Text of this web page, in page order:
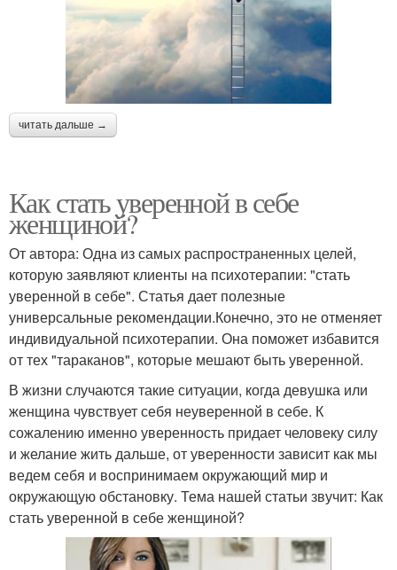
читать дальше →
Как стать уверенной в себе
женщиной?
От автора: Одна из самых распространенных целей,
которую заявляют клиенты на психотерапии: "стать
уверенной в себе". Статья дает полезные
универсальные рекомендации.Конечно, это не отменяет
индивидуальной психотерапии. Она поможет избавится
от тех "тараканов", которые мешают быть уверенной.
В жизни случаются такие ситуации, когда девушка или
женщина чувствует себя неуверенной в себе. К
сожалению именно уверенность придает человеку силу
и желание жить дальше, от уверенности зависит как мы
ведем себя и воспринимаем окружающий мир и
окружающую обстановку. Тема нашей статьи звучит: Как
стать уверенной в себе женщиной?